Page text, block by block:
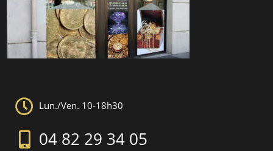
Lun./Ven. 10-18h30
04 82 29 34 05